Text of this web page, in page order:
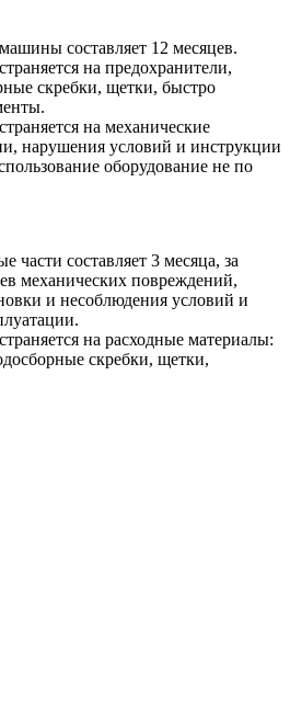
составляет 12 месяцев.
на предохранители,
скребки, щетки, быстро
на механические
нарушения условий и инструкции
оборудование не по
части составляет 3 месяца, за
механических повреждений,
и несоблюдения условий и
на расходные материалы:
скребки, щетки,